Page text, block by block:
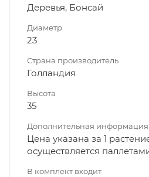
Деревья, Бонсай
Диаметр
23
Страна производитель
Голландия
Высота
35
Дополнительная информация
Цена указана за 1
осуществляется
В комплект входит